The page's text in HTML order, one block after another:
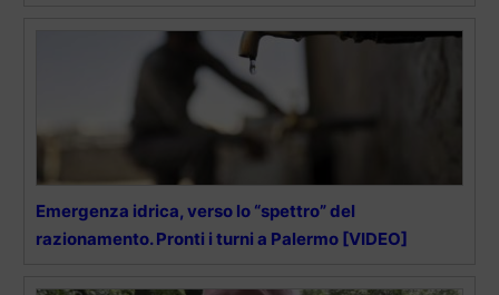
Emergenza idrica, verso lo “spettro” del
razionamento. Pronti i turni a Palermo [VIDEO]